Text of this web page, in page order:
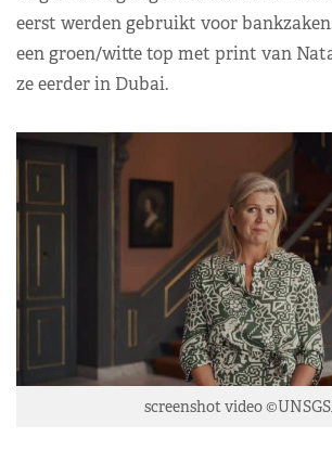
eerst werden gebruikt voor
een groen/witte top met print van
ze eerder in Dubai.
screenshot video